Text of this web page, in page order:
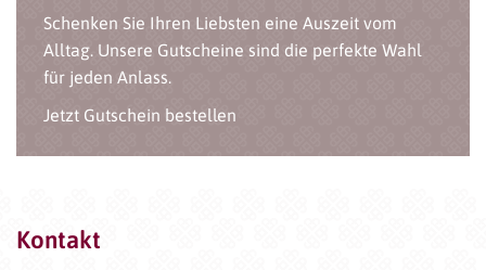
Schenken Sie Ihren Liebsten eine Auszeit vom
Alltag. Unsere Gutscheine sind die perfekte Wahl
für jeden Anlass.
Jetzt Gutschein bestellen
Kontakt